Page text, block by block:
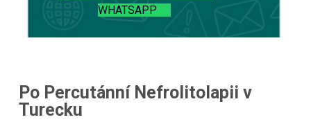
WHATSAPP
Po Percutánní Nefrolitolapii v
Turecku